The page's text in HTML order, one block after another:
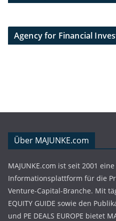
Agency for Financial
Über MAJUNKE.com
MAJUNKE.com ist seit 2001
Informationsplattform für die
Venture-Capital-Branche. Mit
EQUITY GUIDE sowie den
und PE DEALS EUROPE bietet